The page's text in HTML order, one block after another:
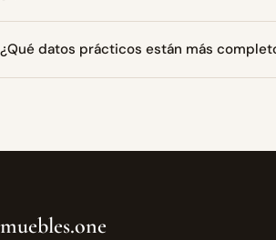
¿Qué datos prácticos están más
muebles.one